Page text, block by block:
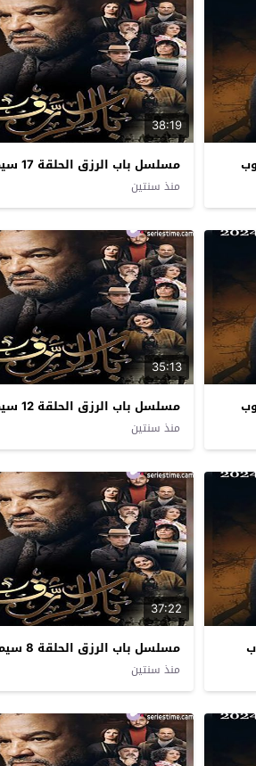
38:19
مسلسل باب الرزق الحلقة 17 سيما كلوب
منذ سنتين
35:13
مسلسل باب الرزق الحلقة 12 سيما كلوب
منذ سنتين
37:22
مسلسل باب الرزق الحلقة 8 سيما كلوب
منذ سنتين